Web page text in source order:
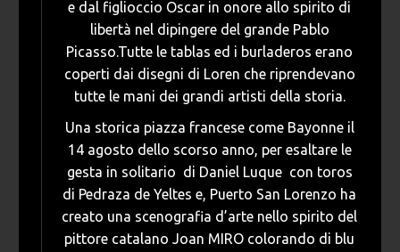
e dal figlioccio Oscar in onore allo spirito di
libertà nel dipingere del grande Pablo
Picasso.Tutte le tablas ed i burladeros erano
coperti dai disegni di Loren che riprendevano
tutte le mani dei grandi artisti della storia.
Una storica piazza francese come Bayonne il
14 agosto dello scorso anno, per esaltare le
gesta in solitario di Daniel Luque con toros
di Pedraza de Yeltes e, Puerto San Lorenzo ha
creato una scenografia d’arte nello spirito del
pittore catalano Joan MIRO colorando di blu